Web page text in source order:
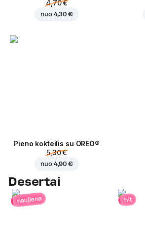
4,70 €
nuo 4,30 €
Pieno kokteilis su OREO®
5,30 €
nuo 4,90 €
Desertai
naujiena hit